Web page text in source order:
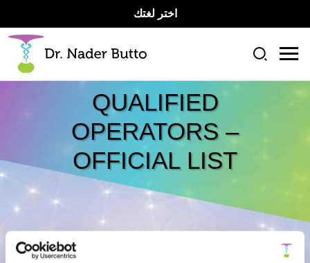
اختر لغتك
QUALIFIED
OPERATORS –
OFFICIAL LIST